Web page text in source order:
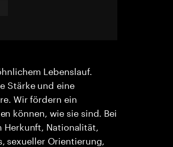
Lebenslauf.
Stärke und eine
Wir fördern ein
können, wie sie sind. Bei
Nationalität,
sexueller Orientierung,